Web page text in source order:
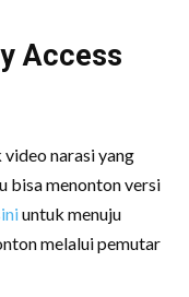
Access
narasi yang
bisa menonton versi
untuk menuju
melalui pemutar